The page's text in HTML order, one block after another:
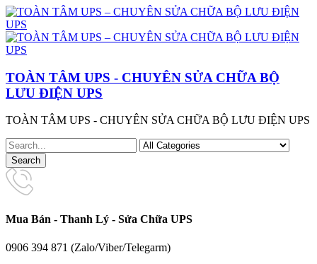
TOÀN TÂM UPS - CHUYÊN SỬA CHỮA BỘ
LƯU ĐIỆN UPS
TOÀN TÂM UPS - CHUYÊN SỬA CHỮA BỘ LƯU ĐIỆN UPS
Mua Bán - Thanh Lý - Sửa Chữa UPS
0906 394 871 (Zalo/Viber/Telegarm)